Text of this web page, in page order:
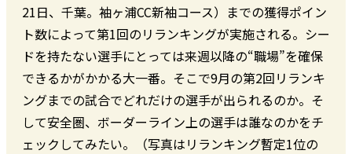
21日、千葉。袖ヶ浦CC新袖コース）までの獲得ポイン
ト数によって第1回のリランキングが実施される。シー
ドを持たない選手にとっては来週以降の“職場”を確保
できるかがかかる大一番。そこで9月の第2回リランキ
ングまでの試合でどれだけの選手が出られるのか。そ
して安全圏、ボーダーライン上の選手は誰なのかをチ
ェックしてみたい。（写真はリランキング暫定1位の